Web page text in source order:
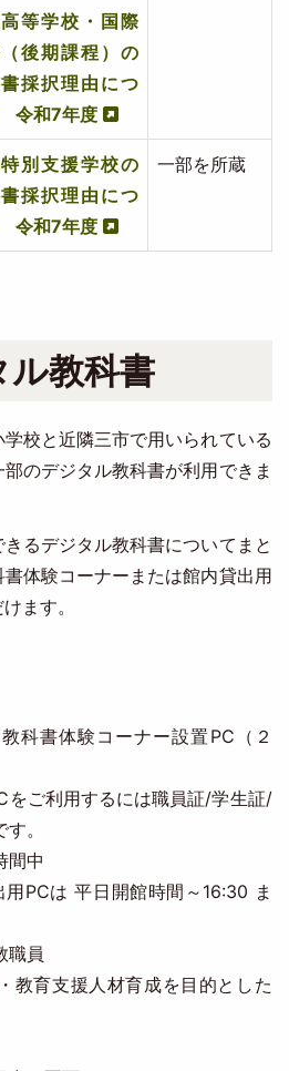
等学校・国際
後期課程）の
採択理由につ
令和7年度
別支援学校の
採択理由につ
令和7年度
一部を所蔵
ル教科書
校と近隣三市で用いられている
のデジタル教科書が利用できま
るデジタル教科書についてまと
体験コーナーまたは館内貸出用
ます。
科書体験コーナー設置PC（２
用するには職員証/学生証/
。
間中
日​開館時間～16:30 ま
職員
教育支援人材育成を目的とした